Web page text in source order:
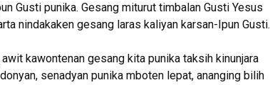
Gusti punika. Gesang miturut timbalan Gusti Yesus
nindakaken gesang laras kaliyan karsan-Ipun Gusti.
kawontenan gesang kita punika taksih kinunjara
senadyan punika mboten lepat, ananging bilih